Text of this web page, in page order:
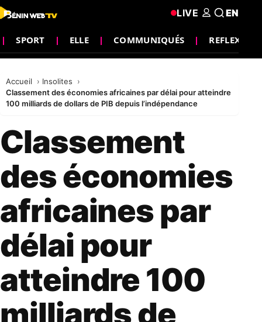
SPORT ELLE COMMUNIQUÉS REFLEXION
LIVE EN
Accueil
Insolites
Classement des économies africaines par délai pour atteindre
100 milliards de dollars de PIB depuis l’indépendance
Classement
des économies
africaines par
délai pour
atteindre 100
milliards de